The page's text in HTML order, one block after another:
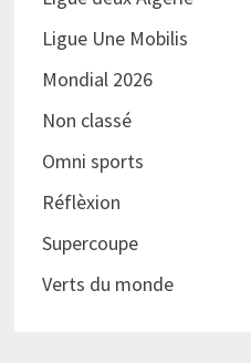
Ligue Une Mobilis
Mondial 2026
Non classé
Omni sports
Réflèxion
Supercoupe
Verts du monde